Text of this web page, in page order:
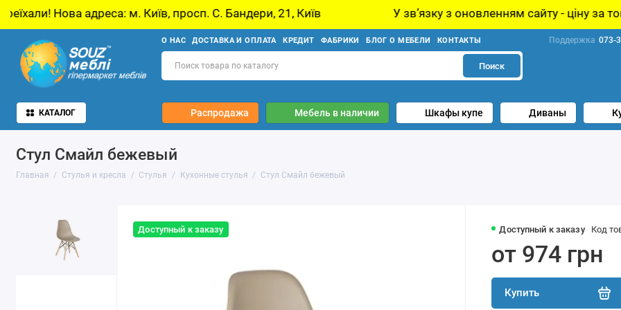
адреса: м. Київ, просп. С. Бандери, 21, Київ У звʼязку з оновленням сайту - ціну за товар
О НАС ДОСТАВКА И ОПЛАТА КРЕДИТ ФАБРИКИ БЛОГ О МЕБЕЛИ КОНТАКТЫ Поддержка 073-
Поиск
КАТАЛОГ Распродажа Мебель в наличии Шкафы купе Диваны
Стул Смайл бежевый
Главная Стулья и кресла Стулья Кухонные стулья Стул Смайл бежевый
Доступный к заказу Доступный к заказу Код
от 974 грн
Купить